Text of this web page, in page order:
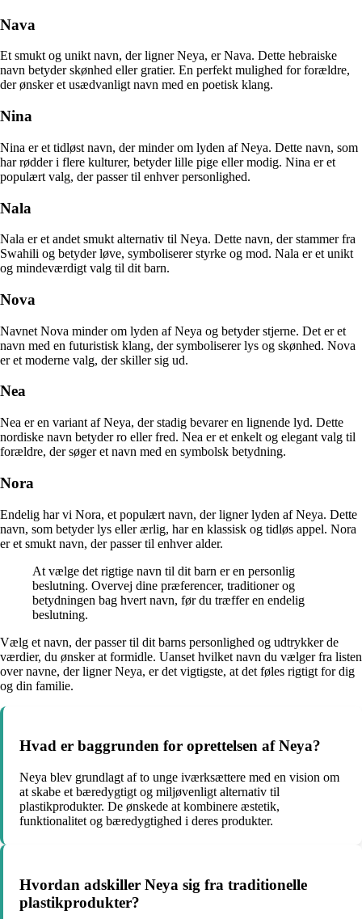
Nava
Et smukt og unikt navn, der ligner Neya, er Nava. Dette hebraiske
navn betyder skønhed eller gratier. En perfekt mulighed for forældre,
der ønsker et usædvanligt navn med en poetisk klang.
Nina
Nina er et tidløst navn, der minder om lyden af Neya. Dette navn, som
har rødder i flere kulturer, betyder lille pige eller modig. Nina er et
populært valg, der passer til enhver personlighed.
Nala
Nala er et andet smukt alternativ til Neya. Dette navn, der stammer fra
Swahili og betyder løve, symboliserer styrke og mod. Nala er et unikt
og mindeværdigt valg til dit barn.
Nova
Navnet Nova minder om lyden af Neya og betyder stjerne. Det er et
navn med en futuristisk klang, der symboliserer lys og skønhed. Nova
er et moderne valg, der skiller sig ud.
Nea
Nea er en variant af Neya, der stadig bevarer en lignende lyd. Dette
nordiske navn betyder ro eller fred. Nea er et enkelt og elegant valg til
forældre, der søger et navn med en symbolsk betydning.
Nora
Endelig har vi Nora, et populært navn, der ligner lyden af Neya. Dette
navn, som betyder lys eller ærlig, har en klassisk og tidløs appel. Nora
er et smukt navn, der passer til enhver alder.
At vælge det rigtige navn til dit barn er en personlig
beslutning. Overvej dine præferencer, traditioner og
betydningen bag hvert navn, før du træffer en endelig
beslutning.
Vælg et navn, der passer til dit barns personlighed og udtrykker de
værdier, du ønsker at formidle. Uanset hvilket navn du vælger fra listen
over navne, der ligner Neya, er det vigtigste, at det føles rigtigt for dig
og din familie.
Hvad er baggrunden for oprettelsen af Neya?
Neya blev grundlagt af to unge iværksættere med en vision om
at skabe et bæredygtigt og miljøvenligt alternativ til
plastikprodukter. De ønskede at kombinere æstetik,
funktionalitet og bæredygtighed i deres produkter.
Hvordan adskiller Neya sig fra traditionelle
plastikprodukter?